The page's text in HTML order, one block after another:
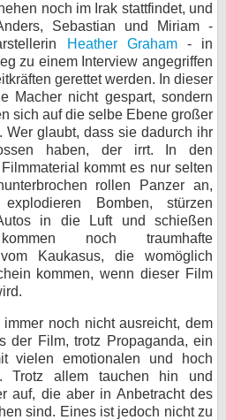
noch im Irak stattfindet, und
Sebastian und Miriam -
Heather Graham- in
zu einem Interview angegriffen
gerettet werden. In dieser
Macher nicht gespart, sondern
sich auf die selbe Ebene großer
Wer glaubt, dass sie dadurch ihr
haben, der irrt. In den
kommt es nur selten
rollen Panzer an,
Bomben, stürzen
in die Luft und schießen
noch traumhafte
vom Kaukasus, die womöglich
kommen, wenn dieser Film
noch nicht ausreicht, dem
der Film, trotz Propaganda, ein
vielen emotionalen und hoch
Trotz allem tauchen hin und
auf, die aber in Anbetracht des
sind. Eines ist jedoch nicht zu